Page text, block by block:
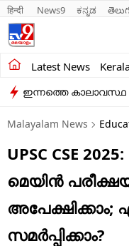
हिन्दी News9 ಕನ್ನಡ
Latest News
Kerala
India
Entertainment
Business
Education
Sports
ഇന്നത്തെ കാലാവസ്ഥ
Malayalam News
UPSC CSE
മെയിൻ
സമർപ്പിക്കാം?